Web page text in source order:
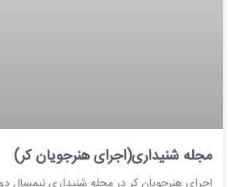
مجله شنیداری(اجرای هنرجویان کر)